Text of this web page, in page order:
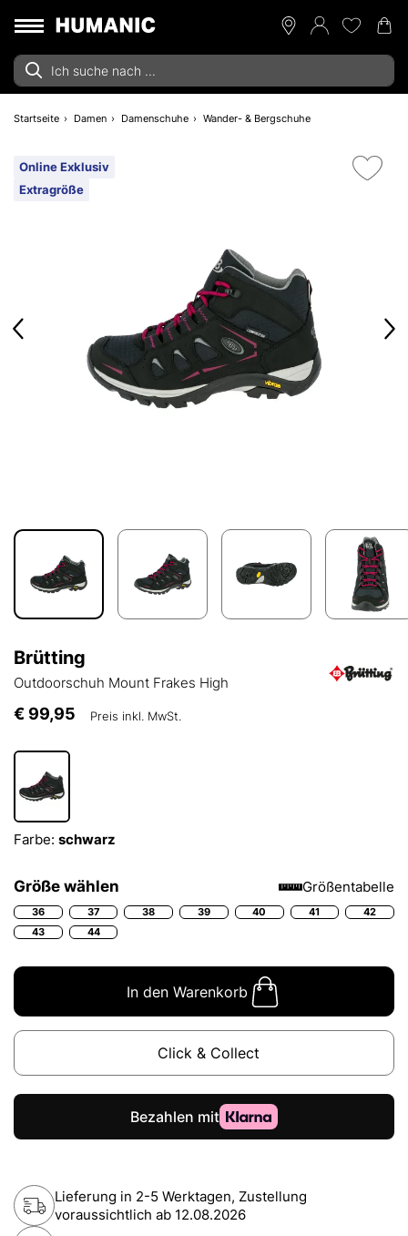
Startseite Damen Damenschuhe Wander- & Bergschuhe
Online Exklusiv
Extragröße
Brütting
Outdoorschuh Mount Frakes High
€ 99,95 Preis inkl. MwSt.
Farbe: schwarz
Größe wählen Größentabelle
36 37 38 39 40 41
42
43
44
In den Warenkorb
Click & Collect
Lieferung in 2-5 Werktagen, Zustellung
voraussichtlich ab 12.08.2026